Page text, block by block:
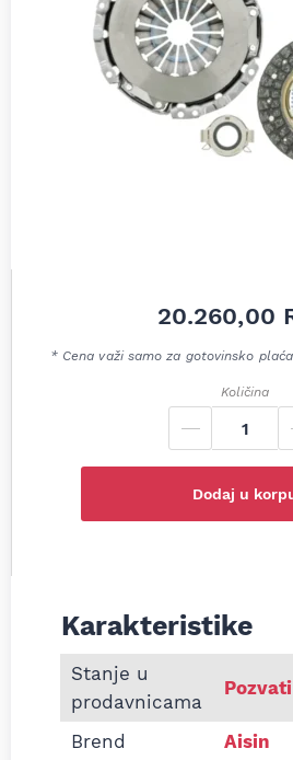
20.260,00
* Cena važi samo za gotovinsko
Količina
Dodaj u
Informacije o Set kvačila
Karakteristike
Stanje u
prodavnicama
Brend
Aisin